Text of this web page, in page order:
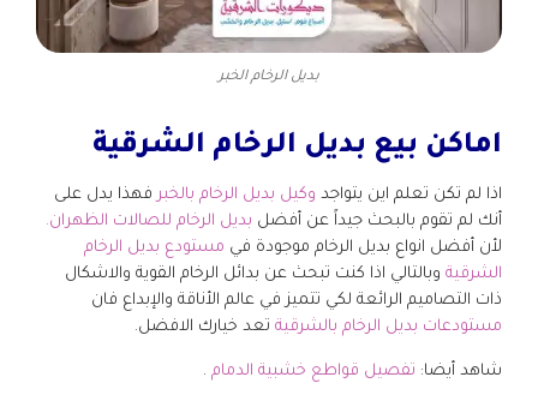
بديل الرخام الخبر
اماكن بيع بديل الرخام الشرقية
اذا لم تكن تعلم اين يتواجد وكيل بديل الرخام بالخبر فهذا يدل على
أنك لم تقوم بالبحث جيداً عن أفضل بديل الرخام للصالات الظهران.
لأن أفضل انواع بديل الرخام موجودة في مستودع بديل الرخام
الشرقية وبالتالي اذا كنت تبحث عن بدائل الرخام القوية والاشكال
ذات التصاميم الرائعة لكي تتميز في عالم الأناقة والإبداع فان
مستودعات بديل الرخام بالشرقية تعد خيارك الافضل.
شاهد أيضا: تفصيل قواطع خشبية الدمام .